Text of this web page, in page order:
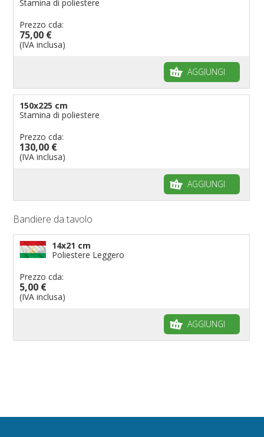
Stamina di poliestere
Prezzo cda:
75,00 €
(IVA inclusa)
AGGIUNGI
150x225 cm
Stamina di poliestere
Prezzo cda:
130,00 €
(IVA inclusa)
AGGIUNGI
Bandiere da tavolo
14x21 cm
Poliestere Leggero
Prezzo cda:
5,00 €
(IVA inclusa)
AGGIUNGI